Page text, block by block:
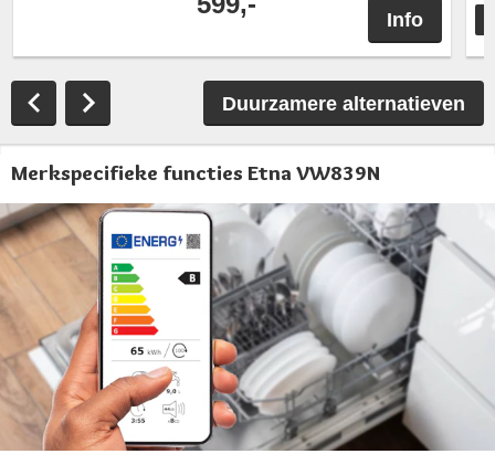
Info
Duurzamere alternatieven
Merkspecifieke functies Etna VW839N